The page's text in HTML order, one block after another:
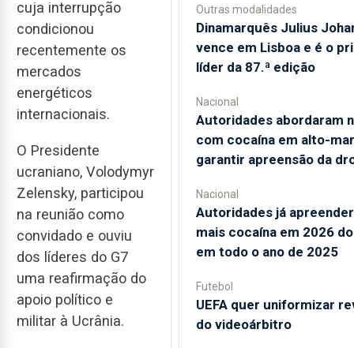
cuja interrupção
condicionou
recentemente os
mercados
energéticos
internacionais.
O Presidente
ucraniano, Volodymyr
Zelensky, participou
na reunião como
convidado e ouviu
dos líderes do G7
uma reafirmação do
apoio político e
militar à Ucrânia.
Outras modalidades
Dinamarquês Julius
vence em Lisboa e é o
líder da 87.ª edição
Nacional
Autoridades abordaram
com cocaína em alto-
garantir apreensão da
Nacional
Autoridades já
mais cocaína em 2026
em todo o ano de 2025
Futebol
UEFA quer uniformizar
do videoárbitro